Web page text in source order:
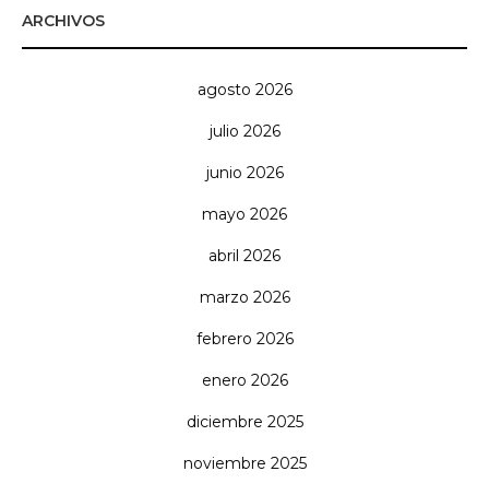
ARCHIVOS
agosto 2026
julio 2026
junio 2026
mayo 2026
abril 2026
marzo 2026
febrero 2026
enero 2026
diciembre 2025
noviembre 2025